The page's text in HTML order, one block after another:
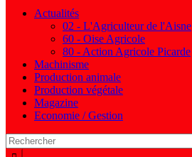
Actualités
02 - L'Agriculteur de l'Aisne
60 - Oise Agricole
80 - Action Agricole Picarde
Machinisme
Production animale
Production végétale
Magazine
Economie / Gestion